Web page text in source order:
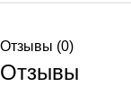
Отзывы (0)
Отзывы